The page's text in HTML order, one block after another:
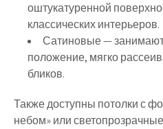
оштукатуренной
классических интерьеров.
Сатиновые—
положение, мягко
бликов.
Также доступны потолки с
небом» или